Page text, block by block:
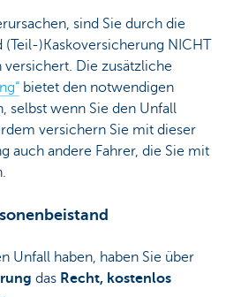
sind Sie durch die
)Kaskoversicherung NICHT
versichert. Die zusätzliche
bietet den notwendigen
selbst wenn Sie den Unfall
versichern Sie mit dieser
auch andere Fahrer, die Sie mit
Unfall haben, haben Sie über
das Recht, kostenlos